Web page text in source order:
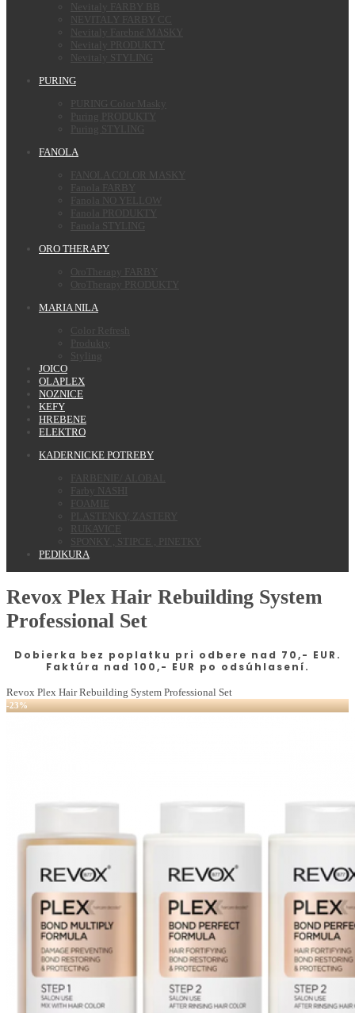
Nevitaly FARBY BB
NEVITALY FARBY CC
Nevitaly Farebné MASKY
Nevitaly PRODUKTY
Nevitaly STYLING
PURING
PURING Color Masky
Puring PRODUKTY
Puring STYLING
FANOLA
FANOLA COLOR MASKY
Fanola FARBY
Fanola NO YELLOW
Fanola PRODUKTY
Fanola STYLING
ORO THERAPY
OroTherapy FARBY
OroTherapy PRODUKTY
MARIA NILA
Color Refresh
Produkty
Styling
JOICO
OLAPLEX
NOZNICE
KEFY
HREBENE
ELEKTRO
KADERNICKE POTREBY
FARBENIE/ ALOBAL
Farby NASHI
FOAMIE
PLASTENKY, ZASTERY
RUKAVICE
SPONKY , STIPCE , PINETKY
PEDIKURA
Revox Plex Hair Rebuilding System
Professional Set
Dobierka bez poplatku pri odbere nad 70,- EUR.
Faktúra nad 100,- EUR po odsúhlasení.
Revox Plex Hair Rebuilding System Professional Set
-23%